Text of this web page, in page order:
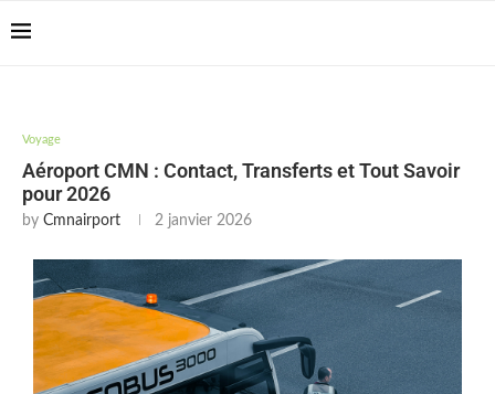
Voyage
Aéroport CMN : Contact, Transferts et Tout Savoir
pour 2026
by Cmnairport 2 janvier 2026